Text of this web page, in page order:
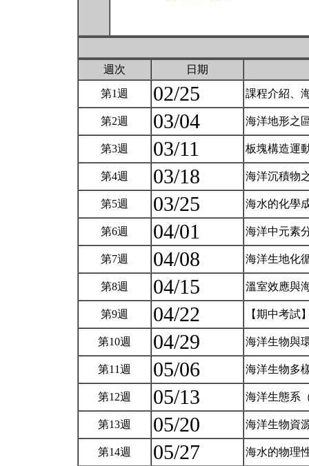
週次 日期
第1週 02/25 課程介紹、
第2週 03/04 海洋地形之
第3週 03/11 板塊構造運
第4週 03/18 海洋沉積物
第5週 03/25 海水的化學
第6週 04/01 海洋中元素
第7週 04/08 海洋生地化
第8週 04/15 溫室效應與
第9週 04/22 【期中考試
第10週 04/29 海洋生物與
第11週 05/06 海洋生物多
第12週 05/13 海洋生態系
第13週 05/20 海洋生物資
第14週 05/27 海水的物理